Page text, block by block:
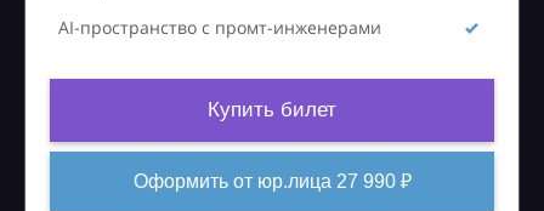
AI-пространство с промт-инженерами
Купить билет
Оформить от юр.лица 27 990 ₽